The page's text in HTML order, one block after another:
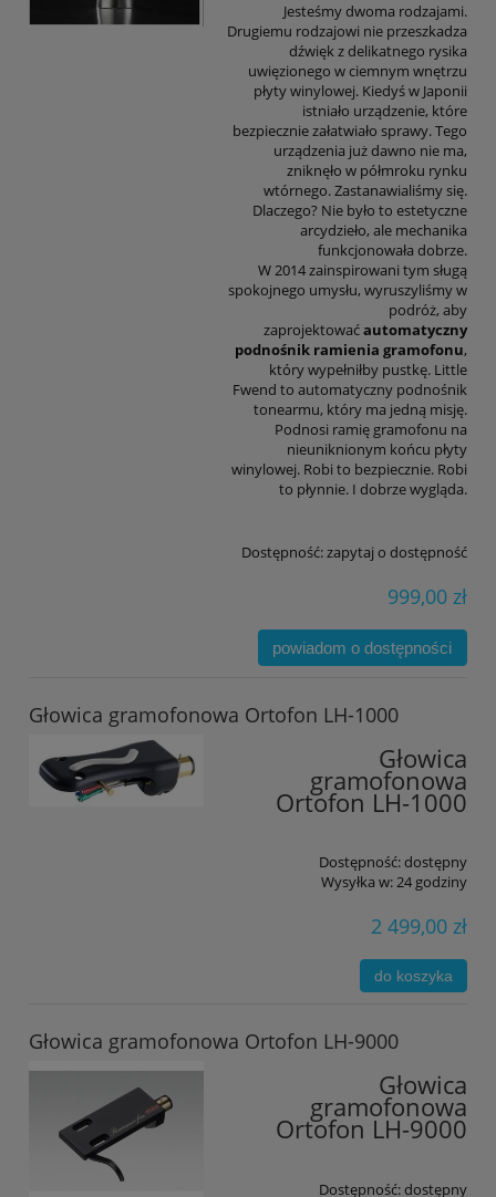
Jesteśmy dwoma rodzajami.
Drugiemu rodzajowi nie przeszkadza
dźwięk z delikatnego rysika
uwięzionego w ciemnym wnętrzu
płyty winylowej. Kiedyś w Japonii
istniało urządzenie, które
bezpiecznie załatwiało sprawy. Tego
urządzenia już dawno nie ma,
zniknęło w półmroku rynku
wtórnego. Zastanawialiśmy się.
Dlaczego? Nie było to estetyczne
arcydzieło, ale mechanika
funkcjonowała dobrze.
W 2014 zainspirowani tym sługą
spokojnego umysłu, wyruszyliśmy w
podróż, aby
zaprojektowaćautomatyczny
podnośnik ramienia gramofonu,
który wypełniłby pustkę. Little
Fwend to automatyczny podnośnik
tonearmu, który ma jedną misję.
Podnosi ramię gramofonu na
nieuniknionym końcu płyty
winylowej. Robi to bezpiecznie. Robi
to płynnie. I dobrze wygląda.
Dostępność:zapytaj o dostępność
999,00 zł
powiadom o dostępności
Głowica gramofonowa Ortofon LH-1000
Głowica
gramofonowa
Ortofon LH-1000
Dostępność:dostępny
Wysyłka w:24 godziny
2 499,00 zł
do koszyka
Głowica gramofonowa Ortofon LH-9000
Głowica
gramofonowa
Ortofon LH-9000
Dostępność:dostępny